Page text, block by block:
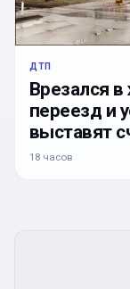
ДТП
Врезался
переезд и
выставят
18 часов